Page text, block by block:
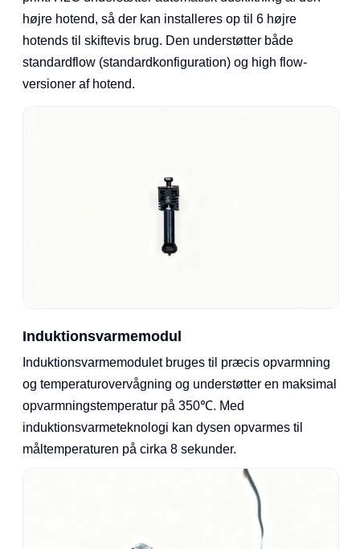
højre hotend, så der kan installeres op til 6 højre
hotends til skiftevis brug. Den understøtter både
standardflow (standardkonfiguration) og high flow-
versioner af hotend.
Induktionsvarmemodul
Induktionsvarmemodulet bruges til præcis opvarmning
og temperaturovervågning og understøtter en maksimal
opvarmningstemperatur på 350℃. Med
induktionsvarmeteknologi kan dysen opvarmes til
måltemperaturen på cirka 8 sekunder.